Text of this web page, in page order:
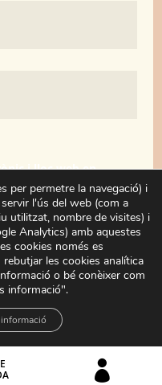

i lloc web en
vegada que
per permetre la navegació) i
l'ús del web (com a
utilitzat, nombre de visites) i
Analytics) amb aquestes
cookies només es
les cookies analítica
o bé conèixer com
informació".